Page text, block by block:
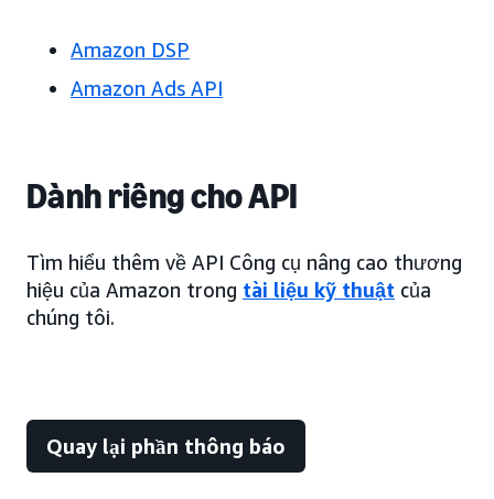
Amazon DSP
Amazon Ads API
Dành riêng cho API
Tìm hiểu thêm về API Công cụ nâng cao thương
hiệu của Amazon trong tài liệu kỹ thuật của
chúng tôi.
Quay lại phần thông báo